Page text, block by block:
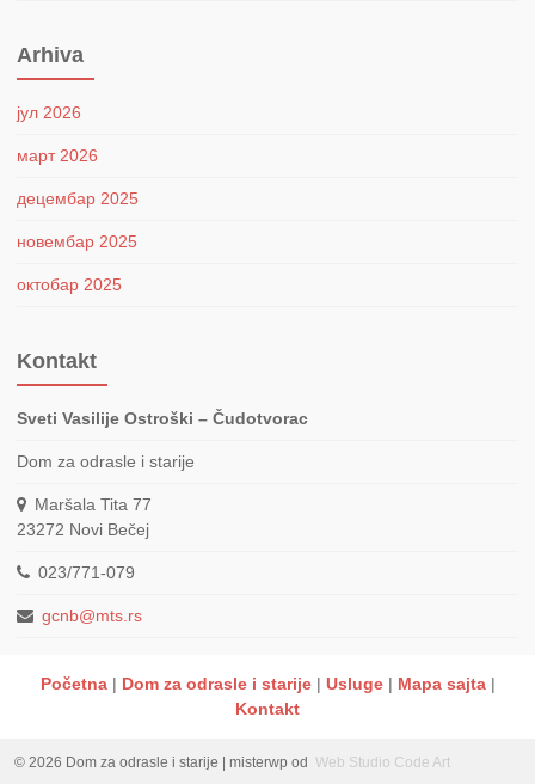
Arhiva
јул 2026
март 2026
децембар 2025
новембар 2025
октобар 2025
Kontakt
Sveti Vasilije Ostroški – Čudotvorac
Dom za odrasle i starije
Maršala Tita 77
23272 Novi Bečej
023/771-079
gcnb@mts.rs
Početna Dom za odrasle i starije Usluge
Mapa sajta
Kontakt
© 2026 Dom za odrasle i starije | misterwp od Web Studio Code Art